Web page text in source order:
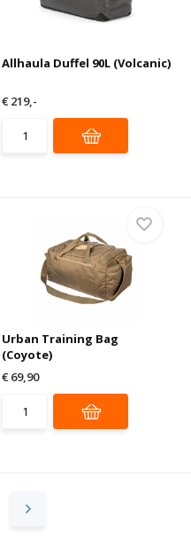
Allhaula Duffel 90L (Volcanic)
€ 219,-
Urban Training Bag
(Coyote)
€ 69,90